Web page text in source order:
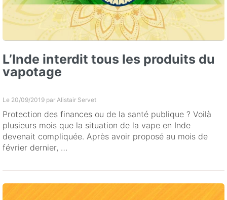
L’Inde interdit tous les produits du
vapotage
Le 20/09/2019 par Alistair Servet
Protection des finances ou de la santé publique ? Voilà
plusieurs mois que la situation de la vape en Inde
devenait compliquée. Après avoir proposé au mois de
février dernier, …